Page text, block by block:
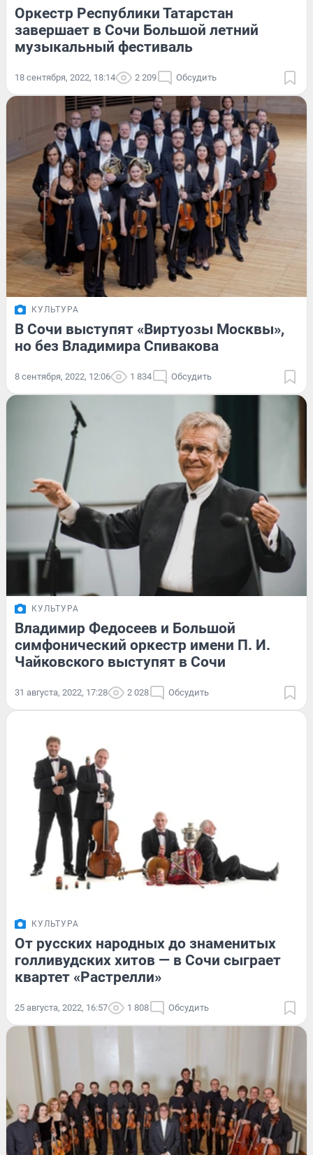
Оркестр Республики Татарстан
завершает в Сочи Большой летний
музыкальный фестиваль
18 сентября, 2022, 18:14 2 209 Обсудить
КУЛЬТУРА
В Сочи выступят «Виртуозы Москвы»,
но без Владимира Спивакова
8 сентября, 2022, 12:06 1 834 Обсудить
КУЛЬТУРА
Владимир Федосеев и Большой
симфонический оркестр имени П. И.
Чайковского выступят в Сочи
31 августа, 2022, 17:28 2 028 Обсудить
КУЛЬТУРА
От русских народных до знаменитых
голливудских хитов — в Сочи сыграет
квартет «Растрелли»
25 августа, 2022, 16:57 1 808 Обсудить